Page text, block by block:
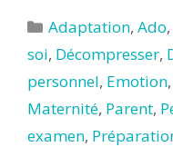
Catégories
Adaptation,Ado
soi, Décompresser,
personnel, Emotion,
Maternité, Parent,
examen,